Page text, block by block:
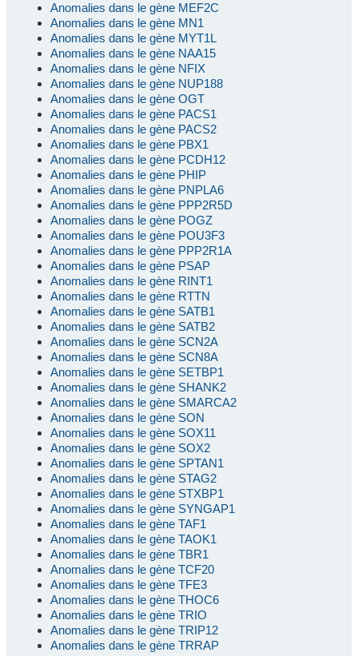
Anomalies dans le gène MEF2C
Anomalies dans le gène MN1
Anomalies dans le gène MYT1L
Anomalies dans le gène NAA15
Anomalies dans le gène NFIX
Anomalies dans le gène NUP188
Anomalies dans le gène OGT
Anomalies dans le gène PACS1
Anomalies dans le gène PACS2
Anomalies dans le gène PBX1
Anomalies dans le gène PCDH12
Anomalies dans le gène PHIP
Anomalies dans le gène PNPLA6
Anomalies dans le gène PPP2R5D
Anomalies dans le gène POGZ
Anomalies dans le gène POU3F3
Anomalies dans le gène PPP2R1A
Anomalies dans le gène PSAP
Anomalies dans le gène RINT1
Anomalies dans le gène RTTN
Anomalies dans le gène SATB1
Anomalies dans le gène SATB2
Anomalies dans le gène SCN2A
Anomalies dans le gène SCN8A
Anomalies dans le gène SETBP1
Anomalies dans le gène SHANK2
Anomalies dans le gène SMARCA2
Anomalies dans le gène SON
Anomalies dans le gène SOX11
Anomalies dans le gène SOX2
Anomalies dans le gène SPTAN1
Anomalies dans le gène STAG2
Anomalies dans le gène STXBP1
Anomalies dans le gène SYNGAP1
Anomalies dans le gène TAF1
Anomalies dans le gène TAOK1
Anomalies dans le gène TBR1
Anomalies dans le gène TCF20
Anomalies dans le gène TFE3
Anomalies dans le gène THOC6
Anomalies dans le gène TRIO
Anomalies dans le gène TRIP12
Anomalies dans le gène TRRAP